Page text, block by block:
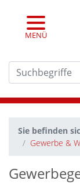
MENÜ
Sie befinden
Gewerbe &